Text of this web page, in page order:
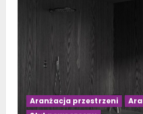
Aranżacja przestrzeni